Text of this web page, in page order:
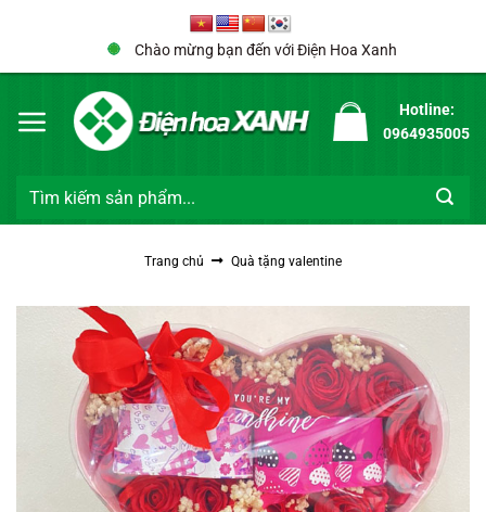
Chào mừng bạn đến với Điện Hoa Xanh
Hotline:
0964935005
Tìm
Trang chủ Quà tặng valentine